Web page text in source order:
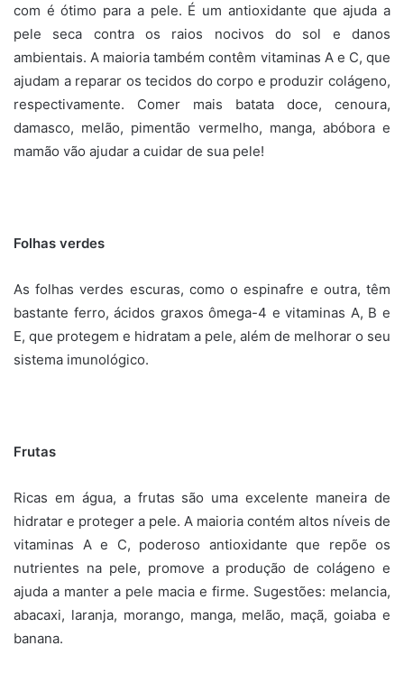
com é ótimo para a pele. É um antioxidante que ajuda a
pele seca contra os raios nocivos do sol e danos
ambientais. A maioria também contêm vitaminas A e C, que
ajudam a reparar os tecidos do corpo e produzir colágeno,
respectivamente. Comer mais batata doce, cenoura,
damasco, melão, pimentão vermelho, manga, abóbora e
mamão vão ajudar a cuidar de sua pele!
Folhas verdes
As folhas verdes escuras, como o espinafre e outra, têm
bastante ferro, ácidos graxos ômega-4 e vitaminas A, B e
E, que protegem e hidratam a pele, além de melhorar o seu
sistema imunológico.
Frutas
Ricas em água, a frutas são uma excelente maneira de
hidratar e proteger a pele. A maioria contém altos níveis de
vitaminas A e C, poderoso antioxidante que repõe os
nutrientes na pele, promove a produção de colágeno e
ajuda a manter a pele macia e firme. Sugestões: melancia,
abacaxi, laranja, morango, manga, melão, maçã, goiaba e
banana.